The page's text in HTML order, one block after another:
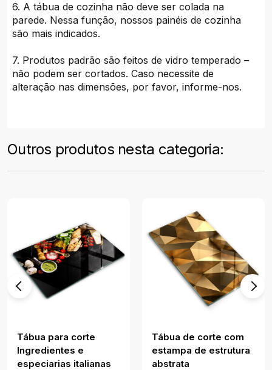
6. A tábua de cozinha não deve ser colada na
parede. Nessa função, nossos painéis de cozinha
são mais indicados.
7. Produtos padrão são feitos de vidro temperado –
não podem ser cortados. Caso necessite de
alteração nas dimensões, por favor, informe-nos.
Outros produtos nesta categoria:
Tábua para corte
Ingredientes e
especiarias italianas
Tábua de corte com
estampa de estrutura
abstrata